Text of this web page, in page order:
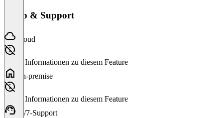
Setup & Support
Cloud
Keine Informationen zu diesem Feature
On-premise
Keine Informationen zu diesem Feature
24/7-Support